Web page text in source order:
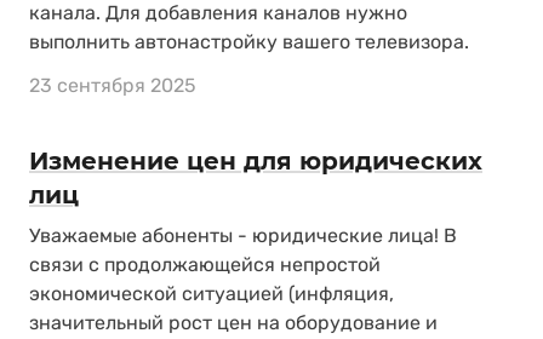
канала. Для добавления каналов нужно
выполнить автонастройку вашего телевизора.
23 сентября 2025
Изменение цен для юридических
лиц
Уважаемые абоненты - юридические лица! В
связи с продолжающейся непростой
экономической ситуацией (инфляция,
значительный рост цен на оборудование и